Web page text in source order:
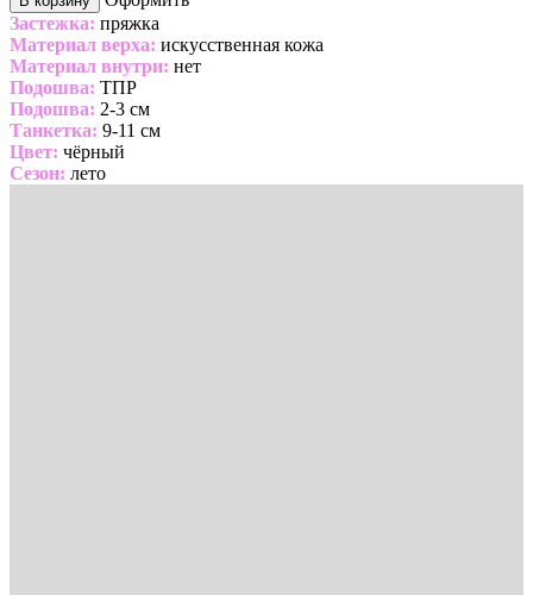
Застежка: пряжка
Материал верха: искусственная кожа
Материал внутри: нет
Подошва: ТПР
Подошва: 2-3 см
Танкетка: 9-11 см
Цвет: чёрный
Сезон: лето